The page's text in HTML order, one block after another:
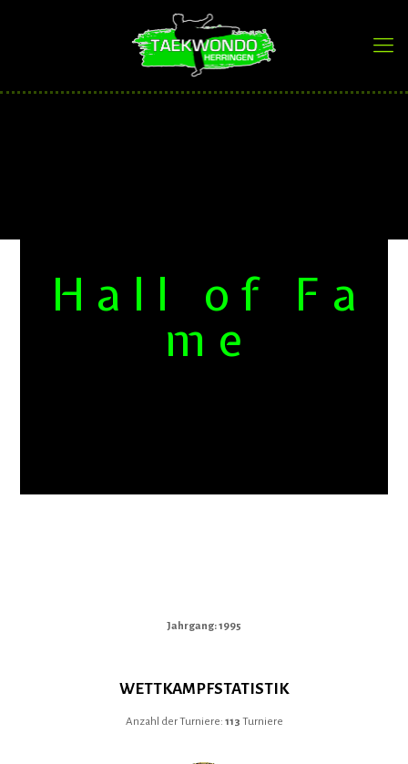
H a l l o f F a
m e
Jahrgang: 1995
WETTKAMPFSTATISTIK
Anzahl der Turniere: 113 Turniere